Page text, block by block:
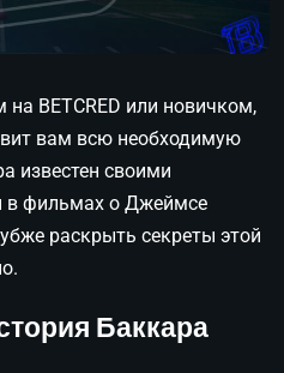
BETCRED или новичком,
вам всю необходимую
известен своими
в фильмах о Джеймсе
раскрыть секреты этой
Баккара